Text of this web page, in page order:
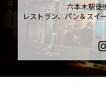
六本木駅徒
レストラン、パン＆スイ